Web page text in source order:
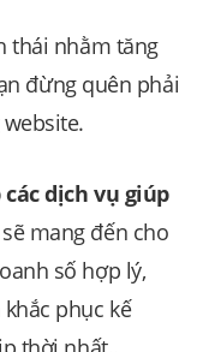
thái nhằm tăng
đừng quên phải
các dịch vụ giúp
mang đến cho
số hợp lý,
phục kế